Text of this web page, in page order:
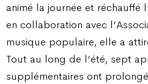
animé la journée et réchauffé
en collaboration avec
musique populaire, elle a
Tout au long de l’été, sept
supplémentaires ont